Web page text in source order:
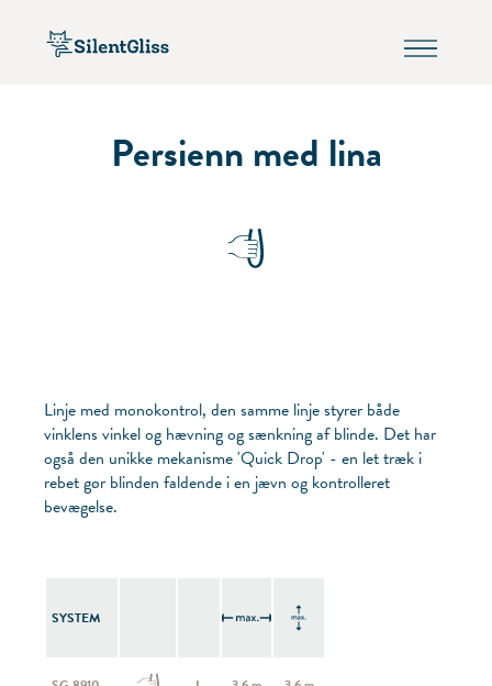
Persienn med lina
Linje med monokontrol, den samme linje styrer både
vinklens vinkel og hævning og sænkning af blinde. Det har
også den unikke mekanisme 'Quick Drop' - en let træk i
rebet gør blinden faldende i en jævn og kontrolleret
bevægelse.
SYSTEM